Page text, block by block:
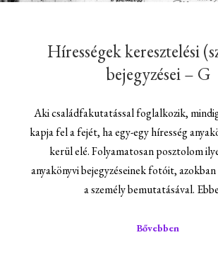
Hírességek keresztelési
bejegyzései – G
Aki családfakutatással foglalkozik,
kapja fel a fejét, ha egy-egy híresség
kerül elé. Folyamatosan posztolom
anyakönyvi bejegyzéseinek fotóit,
a személy bemutatásával.
Bővebben